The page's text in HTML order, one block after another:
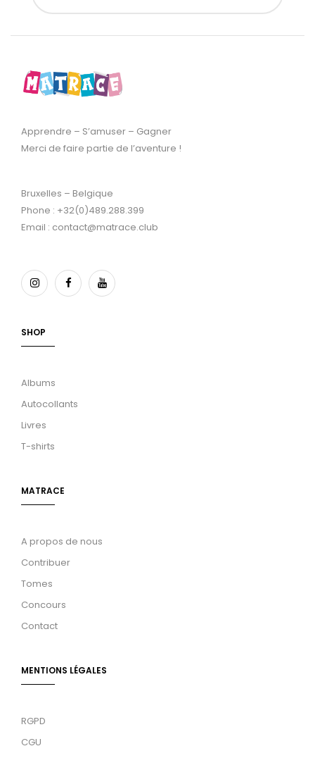
Apprendre – S’amuser – Gagner
Merci de faire partie de l’aventure !
Bruxelles – Belgique
Phone : +32(0)489.288.399
Email : contact@matrace.club
SHOP
Albums
Autocollants
Livres
T-shirts
MATRACE
A propos de nous
Contribuer
Tomes
Concours
Contact
MENTIONS LÉGALES
RGPD
CGU